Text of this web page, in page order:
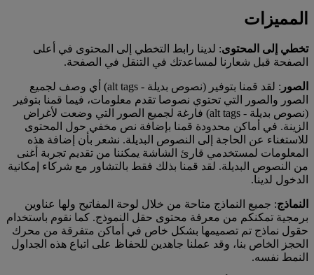
المميزات
تخطي إلى المحتوى: لدينا رابط التخطي إلى المحتوى في أعلى
الصفحة قبل شعارنا لمساعدتك في التنقل في الصفحة.
الصور
: لقد قمنا بتوفير (نصوص بديلة - alt tags) أي وصف لجميع
الصور والصور التي تحتوي نصوصا تقدم معلومات، فيما قمنا بتوفير
(نصوص بديلة - alt tags) فارغة لجميع الصور التي وضعت لأغراض
الزينة. في أماكن محدودة قمنا بإضافة نص مخفي حول المحتوى
للاستغناء عن الحاجة إلى النصوص البديلة. نشعر بأن إضافة هذه
المعلومات لمستخدمي قارئ الشاشة يمكننا من تقديم تجربة أغنى
من النصوص البديلة. لقد قمنا بذلك فقط بالتشاور مع شركاء إمكانية
الدخول لدينا.
النماذج: جميع النماذج متاحة من خلال لوحة المفاتيح ولها عناوين
برمجية تمكنكم من معرفة محتوى حقل النموذج. كما نقوم باستخدام
حقول نماذج تم تصميمها بشكل خاص في أماكن متفرقة من محرك
الحجز الخاص بنا، وقد عملنا جاهدين للحفاظ على اتباع هذه الجداول
النمط نفسه.